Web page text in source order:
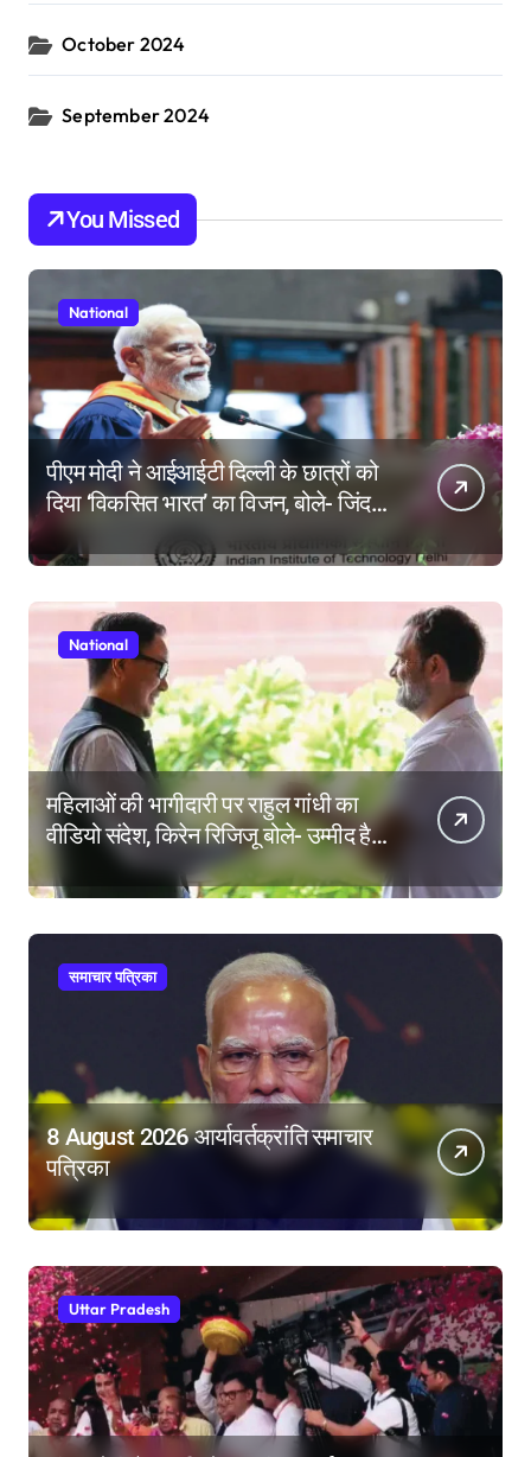
October 2024
September 2024
You Missed
National
पीएम मोदी ने आईआईटी दिल्ली के छात्रों को
दिया ‘विकसित भारत’ का विजन, बोले- जिंदगी
की परीक्षा में सब कुछ आउट ऑफ सिलेबस
होता है
National
महिलाओं की भागीदारी पर राहुल गांधी का
वीडियो संदेश, किरेन रिजिजू बोले- उम्मीद है
महिला आरक्षण बिल का बिना शर्त करेंगे
समर्थन
समाचार पत्रिका
8 August 2026 आर्यावर्तक्रांति समाचार
पत्रिका
Uttar Pradesh